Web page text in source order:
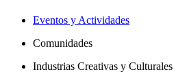
Eventos y Actividades
Comunidades
Industrias Creativas y Culturales